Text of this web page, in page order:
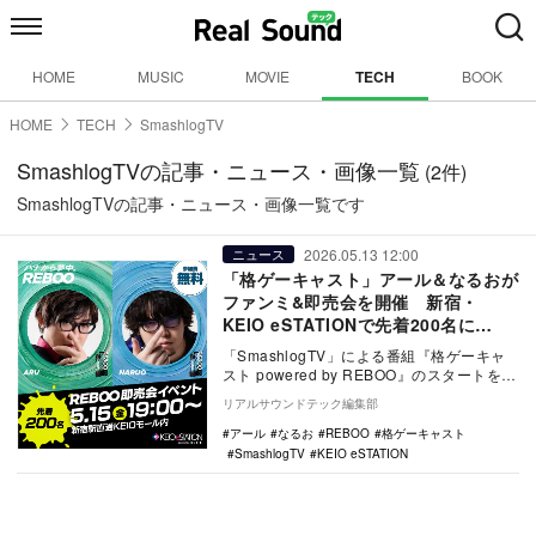
HOME MUSIC MOVIE TECH BOOK
HOME TECH SmashlogTV
SmashlogTVの記事・ニュース・画像一覧 (2件)
SmashlogTVの記事・ニュース・画像一覧です
ニュース 2026.05.13 12:00
「格ゲーキャスト」アール＆なるおが
ファンミ&即売会を開催 新宿・
KEIO eSTATIONで先着200名に
REBOOを販売
「SmashlogTV」による番組『格ゲーキャ
スト powered by REBOO』のスタートを記
念し、『REBOO』の即売会…
リアルサウンドテック編集部
アール
なるお REBOO
格ゲーキャスト
SmashlogTV
KEIO eSTATION